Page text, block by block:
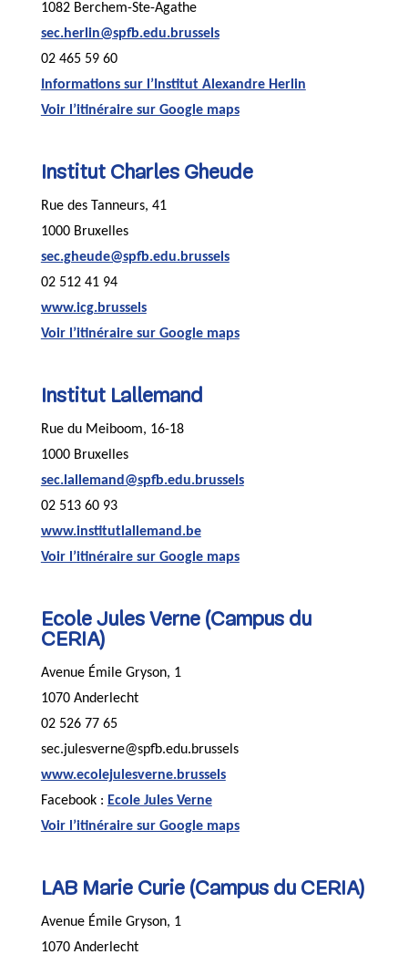
1082 Berchem-Ste-Agathe
sec.herlin@spfb.edu.brussels
02 465 59 60
Informations sur l’Institut Alexandre Herlin
Voir l’itinéraire sur Google maps
Institut Charles Gheude
Rue des Tanneurs, 41
1000 Bruxelles
sec.gheude@spfb.edu.brussels
02 512 41 94
www.icg.brussels
Voir l’itinéraire sur Google maps
Institut Lallemand
Rue du Meiboom, 16-18
1000 Bruxelles
sec.lallemand@spfb.edu.brussels
02 513 60 93
www.institutlallemand.be
Voir l’itinéraire sur Google maps
Ecole Jules Verne (Campus du
CERIA)
Avenue Émile Gryson, 1
1070 Anderlecht
02 526 77 65
sec.julesverne@spfb.edu.brussels
www.ecolejulesverne.brussels
Facebook : Ecole Jules Verne
Voir l’itinéraire sur Google maps
LAB Marie Curie (Campus du CERIA)
Avenue Émile Gryson, 1
1070 Anderlecht